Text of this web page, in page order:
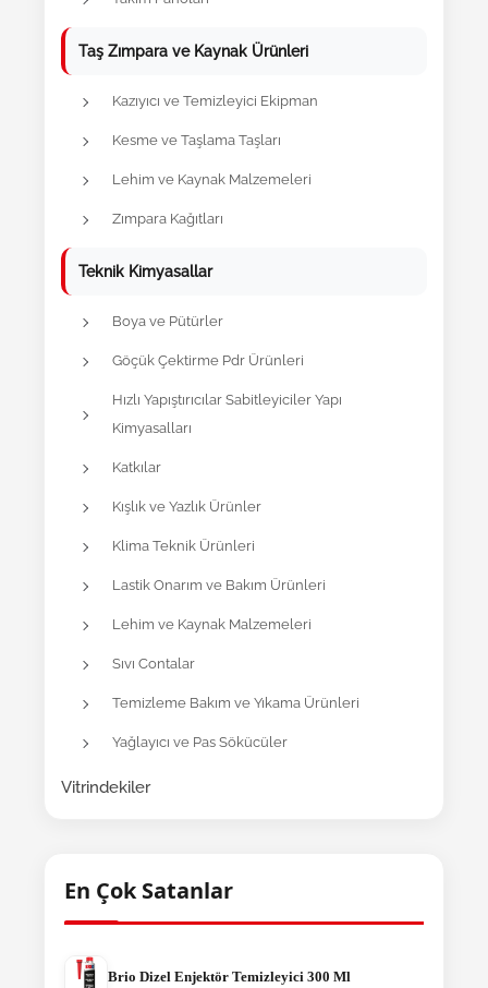
Taş Zımpara ve Kaynak Ürünleri
Kazıyıcı ve Temizleyici Ekipman
Kesme ve Taşlama Taşları
Lehim ve Kaynak Malzemeleri
Zımpara Kağıtları
Teknik Kimyasallar
Boya ve Pütürler
Göçük Çektirme Pdr Ürünleri
Hızlı Yapıştırıcılar Sabitleyiciler Yapı
Kimyasalları
Katkılar
Kışlık ve Yazlık Ürünler
Klima Teknik Ürünleri
Lastik Onarım ve Bakım Ürünleri
Lehim ve Kaynak Malzemeleri
Sıvı Contalar
Temizleme Bakım ve Yıkama Ürünleri
Yağlayıcı ve Pas Sökücüler
Vitrindekiler
En Çok Satanlar
Brio Dizel Enjektör Temizleyici 300 Ml